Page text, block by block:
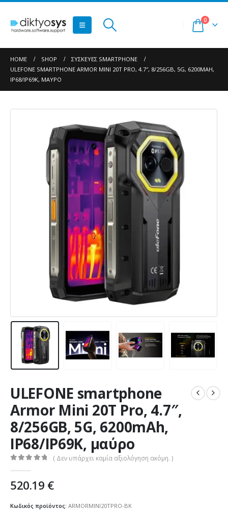
0
HOME SHOP
ΣΥΣΚΕΥΈΣ SMARTPHONE
ULEFONE SMARTPHONE ARMOR MINI 20T PRO, 4.7″, 8/256GB, 5G, 6200MAH,
IP68/IP69K, ΜΑΎΡΟ
ULEFONE smartphone
Armor Mini 20T Pro, 4.7″,
8/256GB, 5G, 6200mAh,
IP68/IP69K, μαύρο
( Δεν υπάρχει καμία αξιολόγηση ακόμη. )
520.19 €
Κωδικός προϊόντος: ARMORMINI20TPRO-BK